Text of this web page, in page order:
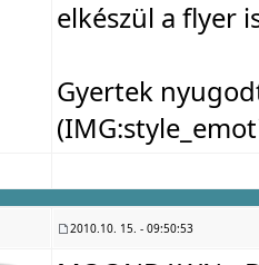
elkészül a flyer
Gyertek
(IMG:
2010.10. 15. - 09:50:53